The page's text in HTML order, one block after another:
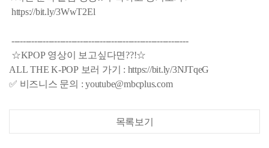
https://bit.ly/3WwT2El
--------------------------------------------------------------
☆KPOP 영상이 보고싶다면??!☆
ALL THE K-POP 보러 가기 : https://bit.ly/3NJTqeG
✅ 비즈니스 문의 : youtube@mbcplus.com
목록보기